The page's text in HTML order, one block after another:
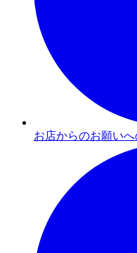
お店からのお願い